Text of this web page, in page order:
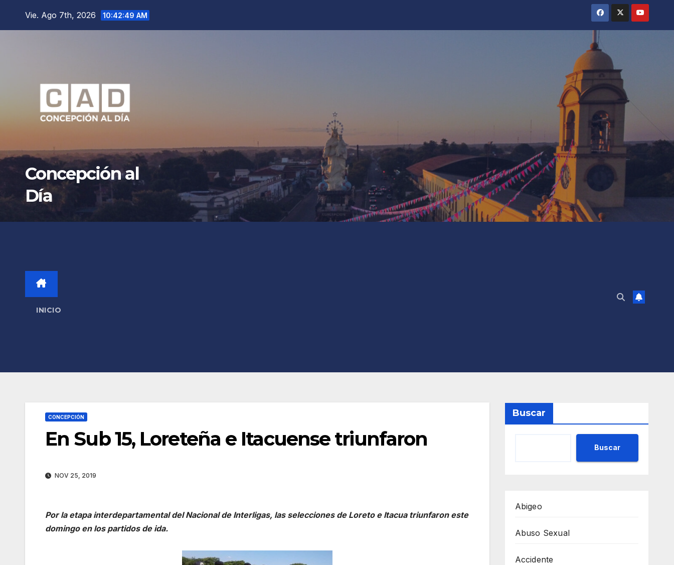
Vie. Ago 7th, 2026 10:42:51 AM
Concepción al
Día
INICIO
CONCEPCIÓN
En Sub 15, Loreteña e Itacuense triunfaron
NOV 25, 2019
Por la etapa interdepartamental del Nacional de Interligas, las selecciones de Loreto e Itacua triunfaron este
domingo en los partidos de ida.
Buscar
Buscar
Abigeo
Abuso Sexual
Accidente